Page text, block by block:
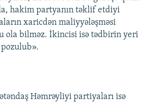
KITABXANASI
STANDARTLARIMIZ
hakim partyanın təklif etdiyi
xaricdən maliyyələşməsi
ola bilməz. İkincisi isə tədbirin yeri
Həmrəyliyi partiyaları isə